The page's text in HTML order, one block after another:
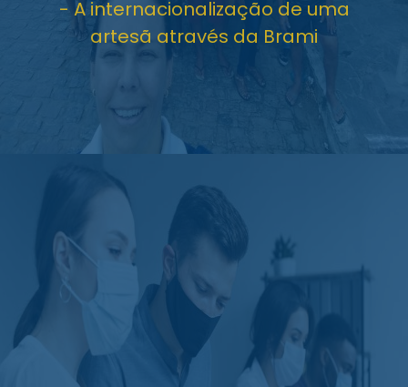
- A internacionalização de uma
artesã através da Brami